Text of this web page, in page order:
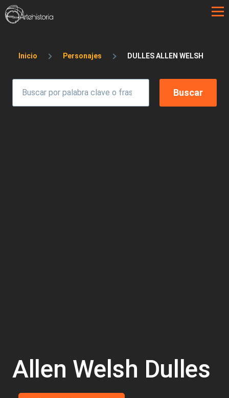
Pasar al contenido principal
Sobrescribir enlaces de ayuda a la
Inicio Personajes DULLES ALLEN WELSH
Allen Welsh Dulles